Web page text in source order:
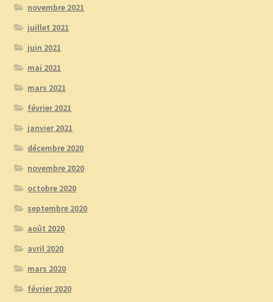
novembre 2021
juillet 2021
juin 2021
mai 2021
mars 2021
février 2021
janvier 2021
décembre 2020
novembre 2020
octobre 2020
septembre 2020
août 2020
avril 2020
mars 2020
février 2020